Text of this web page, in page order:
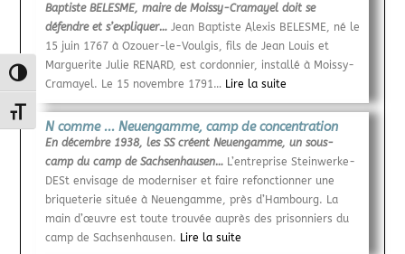
Passer en contraste élevé
Changer la taille de la police
Baptiste BELESME, maire de Moissy-Cramayel doit se
défendre et s’expliquer… Jean Baptiste Alexis BELESME, né le
15 juin 1767 à Ozouer-le-Voulgis, fils de Jean Louis et
Marguerite Julie RENARD, est cordonnier, installé à Moissy-
Cramayel. Le 15 novembre 1791… Lire la suite
N comme ... Neuengamme, camp de concentration
En décembre 1938, les SS créent Neuengamme, un sous-
camp du camp de Sachsenhausen… L’entreprise Steinwerke-
DESt envisage de moderniser et faire refonctionner une
briqueterie située à Neuengamme, près d’Hambourg. La
main d’œuvre est toute trouvée auprès des prisonniers du
camp de Sachsenhausen. Lire la suite